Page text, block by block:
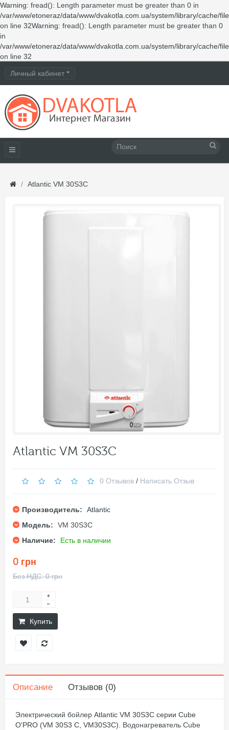
Warning: fread(): Length parameter must be greater than 0 in
/var/www/etoneraz/data/www/dvakotla.com.ua/system/library/cache/
on line 32Warning: fread(): Length parameter must be greater than 0
in
/var/www/etoneraz/data/www/dvakotla.com.ua/system/library/cache/
on line 32
Личный кабинет
Atlantic VM 30S3C
Atlantic VM 30S3C
0 Отзывов / Написать Отзыв
Производитель:
Atlantic
Модель:
VM 30S3C
Наличие:
Есть в наличии
0 грн
Без НДС: 0 грн
Купить
Описание Отзывов (0)
Электрический бойлер Atlantic VM 30S3C серии Cube
O'PRO (VM 30S3 C, VM30S3C). Водонагреватель Cube